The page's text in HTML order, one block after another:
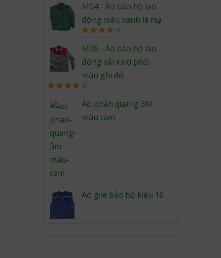
out of 5
M04 - Áo bảo hộ lao
động màu xanh lá mạ
4.00out
of 5
M06 - Áo bảo hộ lao
động vải kaki phối
màu ghi đỏ
4.00 out
of 5
Áo phản quang 3M
màu cam
Áo gile bảo hộ kiểu 18